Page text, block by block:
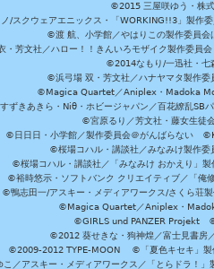
©2015 三屋咲ゆう・株
/スクウェアエニックス・「WORKING!!3」製作
©渡 航、小学館／やはりこの製作委員
・芳文社／ハロー！！きんいろモザイク製作委員
©2014なもり/一迅社・
©浜弓場 双・芳文社／ハナヤマタ製作
©Magica Quartet／Aniplex・Madoka
ずきあきら・Niθ・ホビージャパン／百花繚乱
©宮原るり／芳文社・藤女生徒
©日日日・小学館／製作委員会＠がんばらない
©桜場コハル・講談社／みなみけ製作
©桜場コハル・講談社／「みなみけ おかえり」
©裕時悠示・ソフトバンク クリエイティブ／「
©鴨志田一/アスキー・メディアワークス/さく
©Magica Quartet／Aniplex・
©GIRLS und PANZER Projekt ©
©2012 葵せきな・狗神煌／富士見書
©2009-2012 TYPE-MOON ©「夏色キセキ」製
／アスキー・メディアワークス／「とらドラ！